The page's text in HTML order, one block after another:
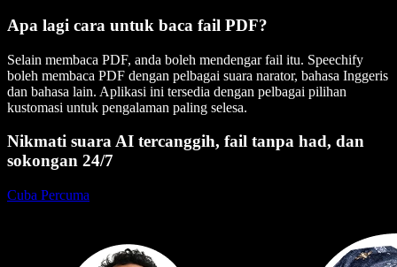
Apa lagi cara untuk baca fail PDF?
Selain membaca PDF, anda boleh mendengar fail itu. Speechify
boleh membaca PDF dengan pelbagai suara narator, bahasa Inggeris
dan bahasa lain. Aplikasi ini tersedia dengan pelbagai pilihan
kustomasi untuk pengalaman paling selesa.
Nikmati suara AI tercanggih, fail tanpa had, dan
sokongan 24/7
Cuba Percuma